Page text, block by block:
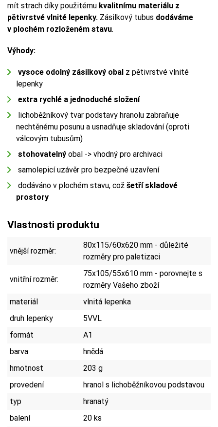
mít strach díky použitému kvalitnímu materiálu z
pětivrstvé vlnité lepenky. Zásilkový tubus dodáváme
v plochém rozloženém stavu.
Výhody:
vysoce odolný zásilkový obal z pětivrstvé vlnité
lepenky
extra rychlé a jednoduché složení
lichoběžníkový tvar podstavy hranolu zabraňuje
nechtěnému posunu a usnadňuje skladování (oproti
válcovým tubusům)
stohovatelný obal -> vhodný pro archivaci
samolepicí uzávěr pro bezpečné uzavření
dodáváno v plochém stavu, což šetří skladové
prostory
Vlastnosti produktu
vnější rozměr:
80x115/60x620 mm - důležité
rozměry pro paletizaci
vnitřní rozměr:
75x105/55x610 mm - porovnejte s
rozměry Vašeho zboží
materiál
vlnitá lepenka
druh lepenky
5VVL
formát
A1
barva
hnědá
hmotnost
203 g
provedení
hranol s lichoběžníkovou podstavou
typ
hranatý
balení
20 ks